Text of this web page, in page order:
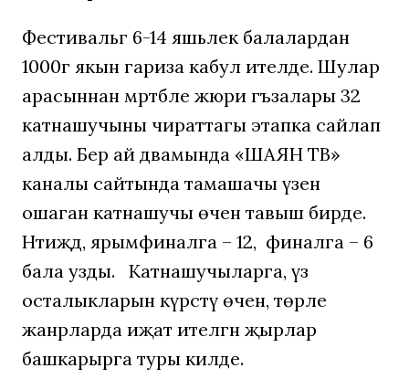
Фестивальгә 6-14 яшьлек балалардан
1000гә якын гариза кабул ителде. Шулар
арасыннан мәртәбәле жюри әгъзалары 32
катнашучыны чираттагы этапка сайлап
алды. Бер ай дәвамында «ШАЯН ТВ»
каналы сайтында тамашачы үзенә
ошаган катнашучы өчен тавыш бирде.
Нәтиҗәдә, ярымфиналга – 12, ә финалга – 6
бала узды. Катнашучыларга, үз
осталыкларын күрсәтү өчен, төрле
жанрларда иҗат ителгән җырлар
башкарырга туры килде.